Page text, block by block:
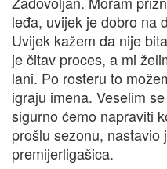
leđa, uvijek je dobro na
Uvijek kažem da nije
je čitav proces, a mi
lani. Po rosteru to
igraju imena. Veselim
sigurno ćemo napraviti
prošlu sezonu, nastavio
premijerligašica.